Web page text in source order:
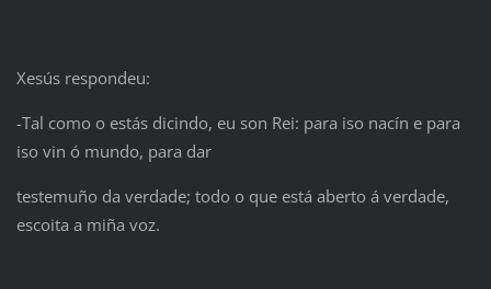
Xesús respondeu:
-Tal como o estás dicindo, eu son Rei: para iso nacín e para
iso vin ó mundo, para dar
testemuño da verdade; todo o que está aberto á verdade,
escoita a miña voz.